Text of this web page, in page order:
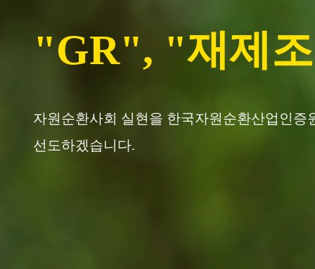
"GR", "재제
자원순환사회 실현을 한국자원순환산업인증
선도하겠습니다.